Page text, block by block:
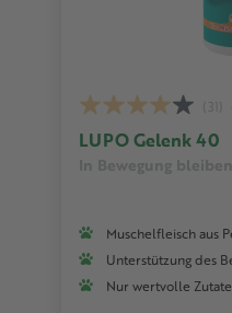
LUPO Gelenk 40
Muschelfleisch aus
Unterstützung des
Nur wertvolle